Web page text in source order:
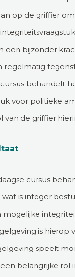
op de griffier
een bijzonder
regelmatig
behandelt
voor politieke
van de griffier
cursus
is integer
mogelijke
is hierop
speelt
belangrijke rol